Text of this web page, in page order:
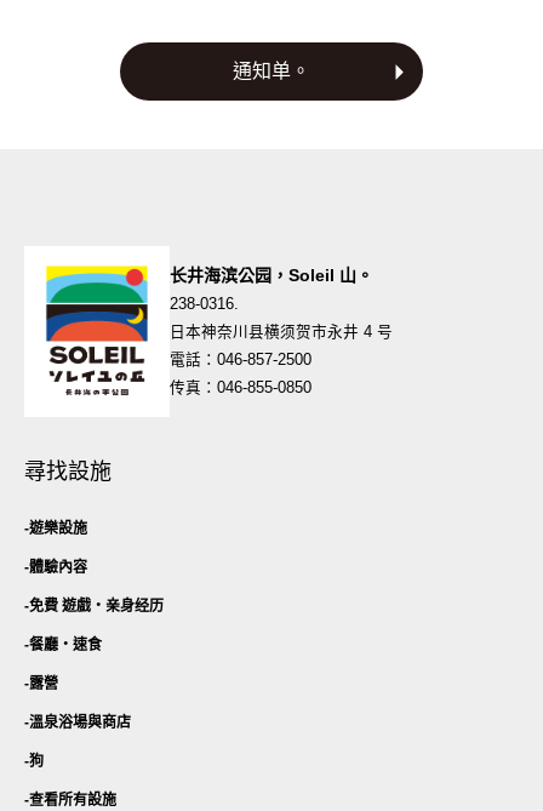
通知单。
长井海滨公园，Soleil 山。
238-0316.
日本神奈川县横须贺市永井 4 号
電話：046-857-2500
传真：046-855-0850
尋找設施
遊樂設施
體驗內容
免費 遊戲・ 亲身经历
餐廳・ 速食
露營
溫泉浴場與商店
狗
查看所有設施